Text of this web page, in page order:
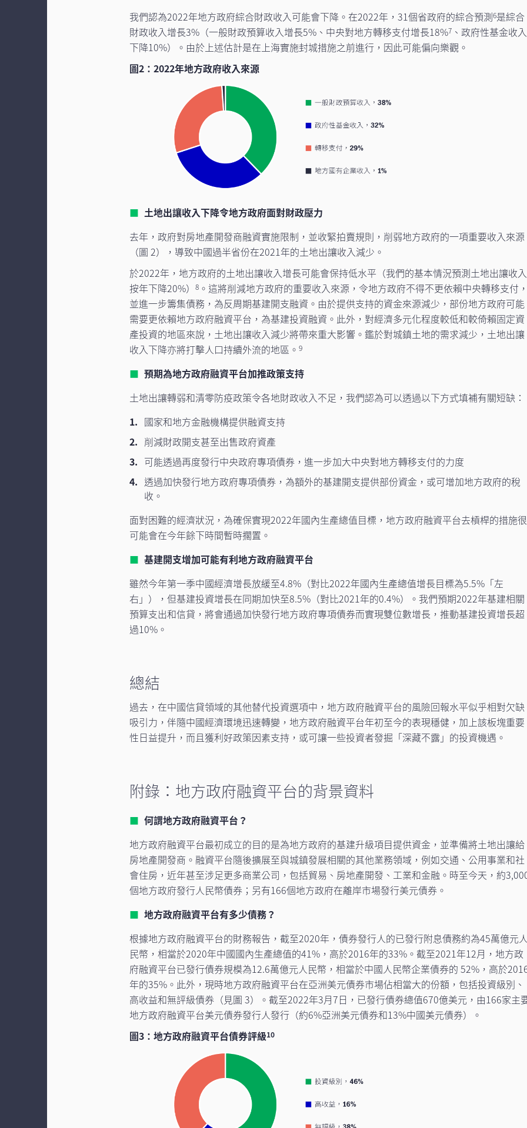
我們認為2022年地方政府綜合財政收入可能會下降。在2022年，31個省政府的綜合預測6是綜合
財政收入增長3%（一般財政預算收入增長5%、中央對地方轉移支付增長18%7 、政府性基金收入
下降10%）。由於上述估計是在上海實施封城措施之前進行，因此可能偏向樂觀。
圖2：2022年地方政府收入來源
土地出讓收入下降令地方政府面對財政壓力
去年，政府對房地產開發商融資實施限制，並收緊拍賣規則，削弱地方政府的一項重要收入來源
（圖 2），導致中國過半省份在2021年的土地出讓收入減少。
於2022年，地方政府的土地出讓收入增長可能會保持低水平（我們的基本情況預測土地出讓收入
按年下降20%）8 。這將削減地方政府的重要收入來源，令地方政府不得不更依賴中央轉移支付
並進一步籌集債務，為反周期基建開支融資。由於提供支持的資金來源減少，部份地方政府可能
需要更依賴地方政府融資平台，為基建投資融資。此外，對經濟多元化程度較低和較倚賴固定資
產投資的地區來說，土地出讓收入減少將帶來重大影響。鑑於對城鎮土地的需求減少，土地出讓
收入下降亦將打擊人口持續外流的地區。9
預期為地方政府融資平台加推政策支持
土地出讓轉弱和清零防疫政策令各地財政收入不足，我們認為可以透過以下方式填補有關短缺：
國家和地方金融機構提供融資支持
削減財政開支甚至出售政府資產
可能透過再度發行中央政府專項債券，進一步加大中央對地方轉移支付的力度
透過加快發行地方政府專項債券，為額外的基建開支提供部份資金，或可增加地方政府的稅
收。
面對困難的經濟狀況，為確保實現2022年國內生產總值目標，地方政府融資平台去槓桿的措施很
可能會在今年餘下時間暫時擱置。
基建開支增加可能有利地方政府融資平台
雖然今年第一季中國經濟增長放緩至4.8%（對比2022年國內生產總值增長目標為5.5%「左
右」），但基建投資增長在同期加快至8.5%（對比2021年的0.4%）。我們預期2022年基建相關
預算支出和信貸，將會通過加快發行地方政府專項債券而實現雙位數增長，推動基建投資增長超
過10%。
總結
過去，在中國信貸領域的其他替代投資選項中，地方政府融資平台的風險回報水平似乎相對欠缺
吸引力，伴隨中國經濟環境迅速轉變，地方政府融資平台年初至今的表現穩健，加上該板塊重要
性日益提升，而且獲利好政策因素支持，或可讓一些投資者發掘「深藏不露」的投資機遇。
附錄：地方政府融資平台的背景資料
何謂地方政府融資平台？
地方政府融資平台最初成立的目的是為地方政府的基建升級項目提供資金，並準備將土地出讓給
房地產開發商。融資平台隨後擴展至與城鎮發展相關的其他業務領域，例如交通、公用事業和社
會住房，近年甚至涉足更多商業公司，包括貿易、房地產開發、工業和金融。時至今天，約
個地方政府發行人民幣債券；另有166個地方政府在離岸市場發行美元債券。
地方政府融資平台有多少債務？
根據地方政府融資平台的財務報告，截至2020年，債券發行人的已發行附息債務約為45萬億元
民幣，相當於2020年中國國內生產總值的41%，高於2016年的33%。截至2021年12月，地方政
府融資平台已發行債券規模為12.6萬億元人民幣，相當於中國人民幣企業債券的 52%，高於
年的35%。此外，現時地方政府融資平台在亞洲美元債券市場佔相當大的份額，包括投資級別、
高收益和無評級債券（見圖 3）。截至2022年3月7日，已發行債券總值670億美元，由166家主
地方政府融資平台美元債券發行人發行（約6%亞洲美元債券和13%中國美元債券）。
圖3：地方政府融資平台債券評級10